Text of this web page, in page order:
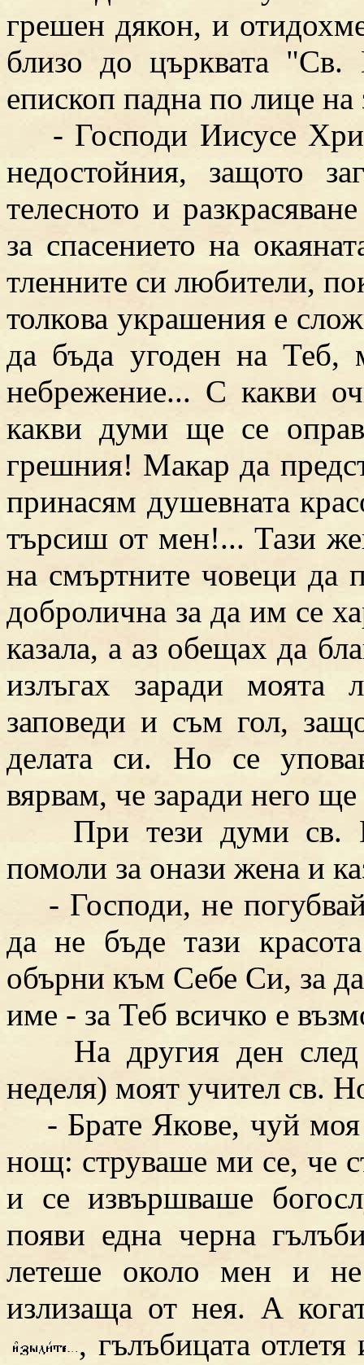
грешен дякон, и
близо до църквата
епископ падна по лице
- Господи Иисусе
недостойния, защото
телесното и
за спасението на
тленните си любители,
толкова украшения е
да бъда угоден на
небрежение... С какви
какви думи ще се
грешния! Макар да
принасям душевната
търсиш от мен!... Тази
на смъртните човеци да
добролична за да им се
казала, а аз обещах да
излъгах заради моята
заповеди и съм гол,
делата си. Но се
вярвам, че заради него
При тези думи св.
помоли за онази жена и
- Господи, не погубвай
да не бъде тази
обърни към Себе Си, за
име - за Теб всичко е
На другия ден след
неделя) моят учител св.
- Брате Якове, чуй моя
нощ: струваше ми се, че
и се извършваше
появи една черна
летеше около мен и
излизаща от нея. А
, гълъбицата